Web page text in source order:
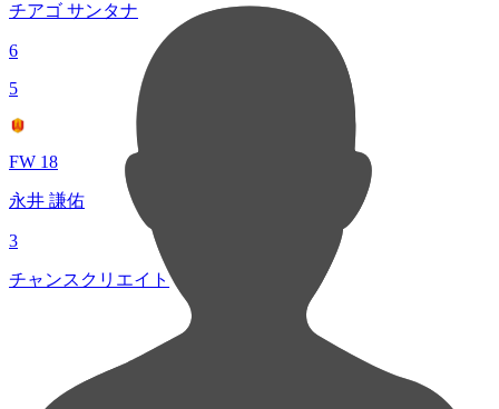
チアゴ サンタナ
6
5
FW 18
永井 謙佑
3
チャンスクリエイト総数